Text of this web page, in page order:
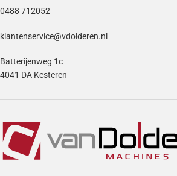
0488 712052
klantenservice@vdolderen.nl
Batterijenweg 1c
4041 DA Kesteren